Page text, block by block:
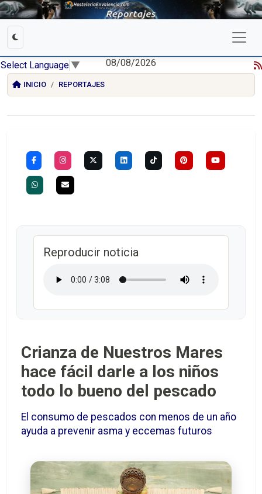
Select Language ▼ 08/08/2026
INICIO REPORTAJES
Reproducir noticia
Crianza de Nuestros Mares
hace fácil darle a los niños
todo lo bueno del pescado
El consumo de pescados con menos de un año
ayuda a prevenir asma y eccemas futuros